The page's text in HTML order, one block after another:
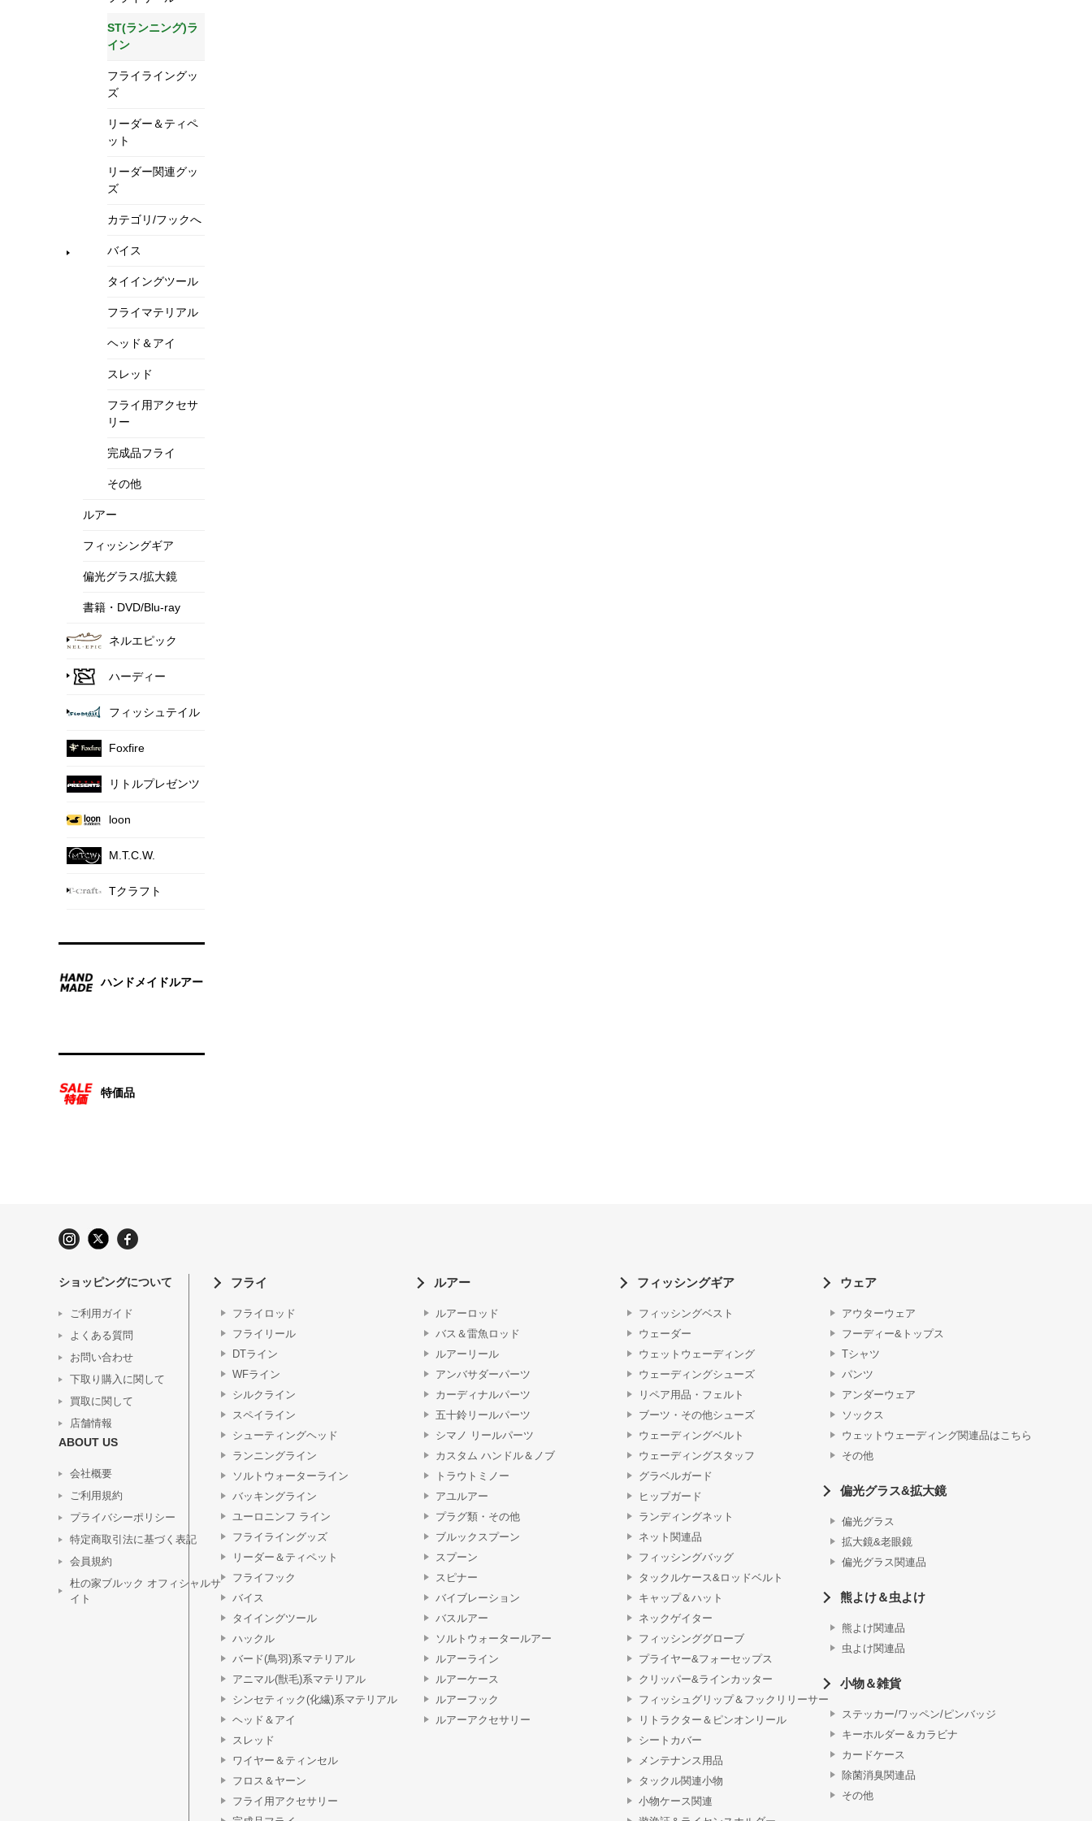
ST(ランニング)ラ
イン
フライライングッ
ズ
リーダー＆ティペ
ット
リーダー関連グッ
ズ
カテゴリ/フックへ
バイス
タイイングツール
フライマテリアル
ヘッド＆アイ
スレッド
フライ用アクセサ
リー
完成品フライ
その他
ルアー
フィッシングギア
偏光グラス/拡大鏡
書籍・DVD/Blu-ray
ネルエピック
ハーディー
フィッシュテイル
Foxfire
リトルプレゼンツ
loon
M.T.C.W.
Tクラフト
ハンドメイドルアー
特価品
ショッピングについて
ご利用ガイド
よくある質問
お問い合わせ
下取り購入に関して
買取に関して
店舗情報
ABOUT US
会社概要
ご利用規約
プライバシーポリシー
特定商取引法に基づく表記
会員規約
杜の家ブルック オフィシャルサ
イト
フライ
フライロッド
フライリール
DTライン
WFライン
シルクライン
スペイライン
シューティングヘッド
ランニングライン
ソルトウォーターライン
バッキングライン
ユーロニンフ ライン
フライライングッズ
リーダー＆ティペット
フライフック
バイス
タイイングツール
ハックル
バード(鳥羽)系マテリアル
アニマル(獣毛)系マテリアル
シンセティック(化繊)系マテリアル
ヘッド＆アイ
スレッド
ワイヤー＆ティンセル
フロス＆ヤーン
フライ用アクセサリー
ルアー
ルアーロッド
バス＆雷魚ロッド
ルアーリール
アンバサダーパーツ
カーディナルパーツ
五十鈴リールパーツ
シマノ リールパーツ
カスタム ハンドル＆ノブ
トラウトミノー
アユルアー
プラグ類・その他
ブルックスプーン
スプーン
スピナー
バイブレーション
バスルアー
ソルトウォータールアー
ルアーライン
ルアーケース
ルアーフック
ルアーアクセサリー
フィッシングギア
フィッシングベスト
ウェーダー
ウェットウェーディング
ウェーディングシューズ
リペア用品・フェルト
ブーツ・その他シューズ
ウェーディングベルト
ウェーディングスタッフ
グラベルガード
ヒップガード
ランディングネット
ネット関連品
フィッシングバッグ
タックルケース&ロッドベルト
キャップ＆ハット
ネックゲイター
フィッシンググローブ
プライヤー&フォーセップス
クリッパー&ラインカッター
フィッシュグリップ＆フックリリーサー
リトラクター＆ピンオンリール
シートカバー
メンテナンス用品
タックル関連小物
小物ケース関連
ウェア
アウターウェア
フーディー&トップス
Tシャツ
パンツ
アンダーウェア
ソックス
ウェットウェーディング関連品はこちら
その他
偏光グラス&拡大鏡
偏光グラス
拡大鏡&老眼鏡
偏光グラス関連品
熊よけ＆虫よけ
熊よけ関連品
虫よけ関連品
小物＆雑貨
ステッカー/ワッペン/ピンバッジ
キーホルダー＆カラビナ
カードケース
除菌消臭関連品
その他